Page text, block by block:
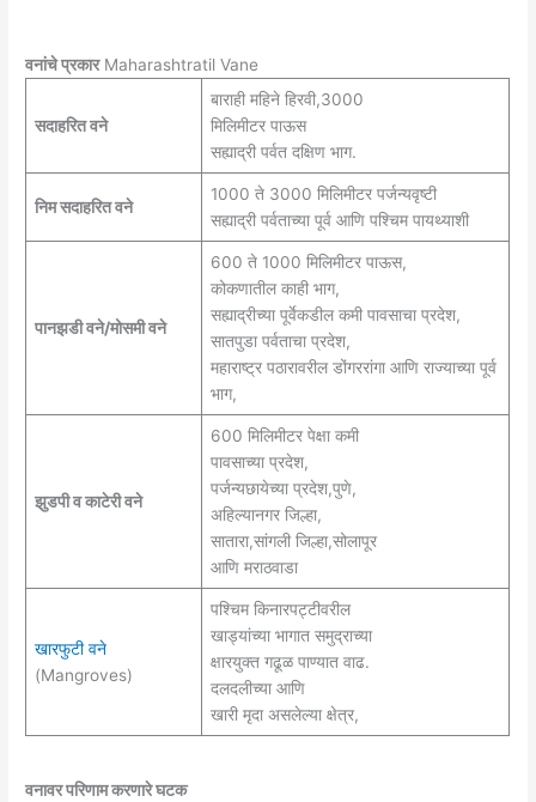
वनांचे प्रकारMaharashtratil Vane
सदाहरित वने
बाराही महिने हिरवी,3000
मिलिमीटर पाऊस
सह्याद्री पर्वत दक्षिण भाग.
निम सदाहरित वने
1000 ते 3000 मिलिमीटर पर्जन्यवृष्टी
सह्याद्री पर्वताच्या पूर्व आणि पश्चिम पायथ्याशी
पानझडी वने/मोसमी वने
600 ते 1000 मिलिमीटर पाऊस,
कोकणातील काही भाग,
सह्याद्रीच्या पूर्वेकडील कमी पावसाचा प्रदेश,
सातपुडा पर्वताचा प्रदेश,
महाराष्ट्र पठारावरील डोंगररांगा आणि राज्याच्या पूर्व
भाग,
झुडपी व काटेरी वने
600 मिलिमीटर पेक्षा कमी
पावसाच्या प्रदेश,
पर्जन्यछायेच्या प्रदेश,पुणे,
अहिल्यानगर जिल्हा,
सातारा,सांगली जिल्हा,सोलापूर
आणि मराठवाडा
खारफुटी वने
(Mangroves)
पश्चिम किनारपट्टीवरील
खाड्यांच्या भागात समुद्राच्या
क्षारयुक्त गढूळ पाण्यात वाढ.
दलदलीच्या आणि
खारी मृदा असलेल्या क्षेत्र,
वनावर परिणाम करणारे घटक